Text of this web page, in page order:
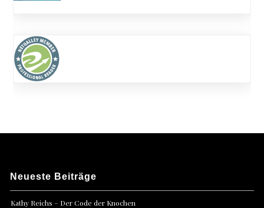
Neueste Beiträge
Kathy Reichs – Der Code der Knochen